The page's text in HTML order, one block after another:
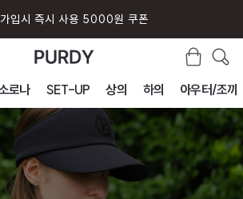
입시 즉시 사용 5000원 쿠폰
로나 SET-UP 상의 하의 아우터/조끼